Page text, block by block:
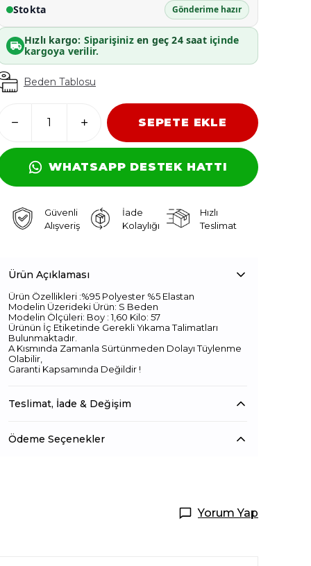
Stokta Gönderime hazır
Hızlı kargo: Siparişinizen geç 24 saatiçinde
kargoya verilir.
Beden Tablosu
SEPETE EKLE
WHATSAPP DESTEK HATTI
Güvenli
Alışveriş
İade
Kolaylığı
Hızlı
Teslimat
Ürün Açıklaması
Ürün Özellikleri :%95 Polyester %5 Elastan
Modelin Üzerideki Ürün: S Beden
Modelin Ölçüleri: Boy : 1,60 Kilo: 57
Ürünün İç Etiketinde Gerekli Yıkama Talimatları
Bulunmaktadır.
A Kısmında Zamanla Sürtünmeden Dolayı Tüylenme
Olabilir,
Garanti Kapsamında Değildir !
Teslimat, İade & Değişim
Ödeme Seçenekler
Yorum Yap